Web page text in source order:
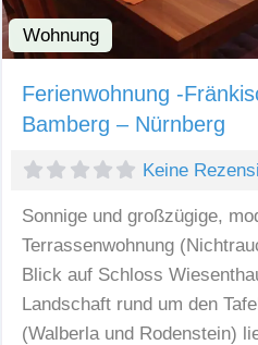
Wohnung
Ferienwohnung -
Bamberg – Nürnberg
Keine
Sonnige und großzügige,
Terrassenwohnung
Blick auf Schloss
Landschaft rund um den
(Walberla und Rodenstein)